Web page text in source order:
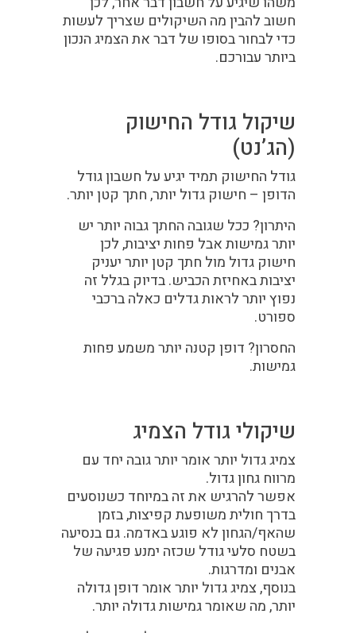
חשוב להבין מה השיקולים שצריך לעשות
כדי לבחור בסופו של דבר את הצמיג הנכון
ביותר עבורכם.
שיקול גודל החישוק
(הג’נט)
גודל החישוק תמיד יגיע על חשבון גודל
הדופן – חישוק גדול יותר, חתך קטן יותר.
היתרון? ככל שגובה החתך גבוה יותר יש
יותר גמישות אבל פחות יציבות, לכן
חישוק גדול מול חתך קטן יותר יעניק
יציבות באחיזת הכביש. בדיוק בגלל זה
נפוץ יותר לראות גדלים כאלה ברכבי
ספורט.
החסרון? דופן קטנה יותר משמע פחות
גמישות.
שיקולי גודל הצמיג
צמיג גדול יותר אומר יותר גובה יחד עם
מרווח גחון גדול.
אפשר להרגיש את זה במיוחד כשנוסעים
בדרך חולית משופעת קפיצות, בזמן
שהאף/הגחון לא פוגע באדמה. גם בנסיעה
בשטח סלעי גודל שכזה ימנע פגיעה של
אבנים ומדרגות.
בנוסף, צמיג גדול יותר אומר דופן גדולה
יותר, מה שאומר גמישות גדולה יותר.